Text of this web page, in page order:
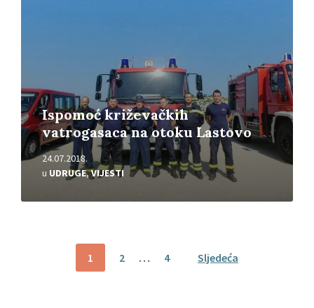
Ispomoć križevačkih
vatrogasaca na otoku Lastovo
24.07.2018.
u UDRUGE,VIJESTI
Brojevi
1 2 … 4 Sljedeća